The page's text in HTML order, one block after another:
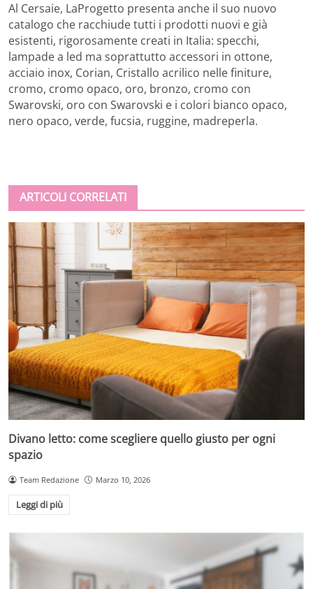
Al Cersaie, LaProgetto presenta anche il suo nuovo
catalogo che racchiude tutti i prodotti nuovi e già
esistenti, rigorosamente creati in Italia: specchi,
lampade a led ma soprattutto accessori in ottone,
acciaio inox, Corian, Cristallo acrilico nelle finiture,
cromo, cromo opaco, oro, bronzo, cromo con
Swarovski, oro con Swarovski e i colori bianco opaco,
nero opaco, verde, fucsia, ruggine, madreperla.
ARTICOLI CORRELATI
Divano letto: come scegliere quello giusto per ogni
spazio
Team Redazione Marzo 10, 2026
Leggi di più